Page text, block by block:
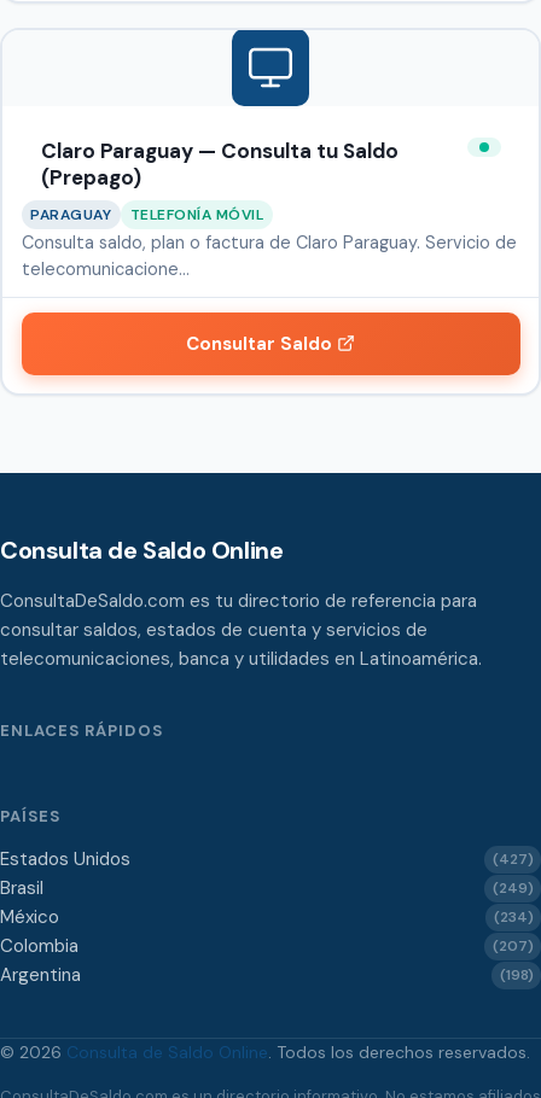
Claro Paraguay — Consulta tu Saldo
(Prepago)
PARAGUAY TELEFONÍA MÓVIL
Consulta saldo, plan o factura de Claro Paraguay. Servicio de
telecomunicacione…
Consultar Saldo
Consulta de Saldo Online
ConsultaDeSaldo.com es tu directorio de referencia para
consultar saldos, estados de cuenta y servicios de
telecomunicaciones, banca y utilidades en Latinoamérica.
ENLACES RÁPIDOS
PAÍSES
Estados Unidos (427)
Brasil (249)
México (234)
Colombia (207)
Argentina (198)
© 2026 Consulta de Saldo Online. Todos los derechos reservados.